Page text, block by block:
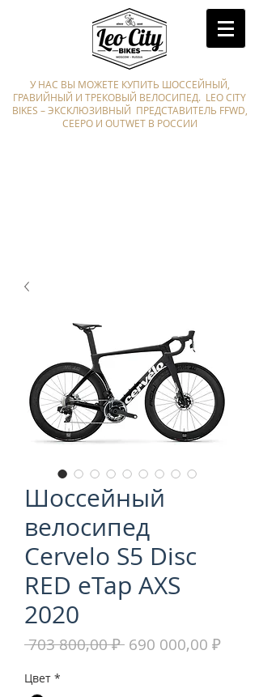
У НАС ВЫ МОЖЕТЕ КУПИТЬ ШОССЕЙНЫЙ,
ГРАВИЙНЫЙ И ТРЕКОВЫЙ ВЕЛОСИПЕД. LEO CITY
BIKES – ЭКСКЛЮЗИВНЫЙ ПРЕДСТАВИТЕЛЬ FFWD,
CEEPO И OUTWET В РОССИИ
Шоссейный
велосипед
Cervelo S5 Disc
RED eTap AXS
2020
703 800,00 ₽ Обычная
690 000,00 ₽
Цвет *